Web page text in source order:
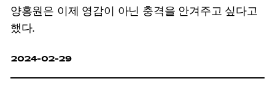
양홍원은 이제 영감이 아닌 충격을 안겨주고 싶다고
했다.
2024-02-29